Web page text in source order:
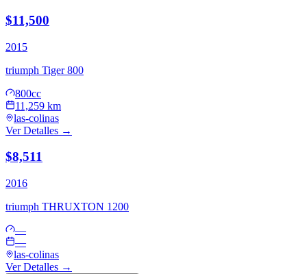
$11,500
2015
triumph Tiger 800
800cc
11,259 km
las-colinas
Ver Detalles →
$8,511
2016
triumph THRUXTON 1200
—
—
las-colinas
Ver Detalles →